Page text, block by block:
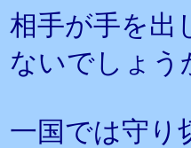
相手が手を出
ないでしょう
一国では守り